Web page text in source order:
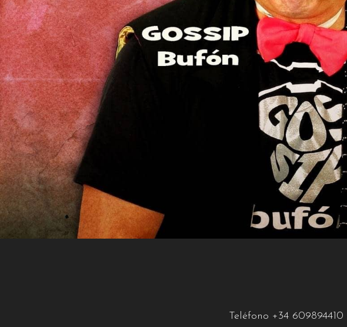
Teléfono +34 609894410